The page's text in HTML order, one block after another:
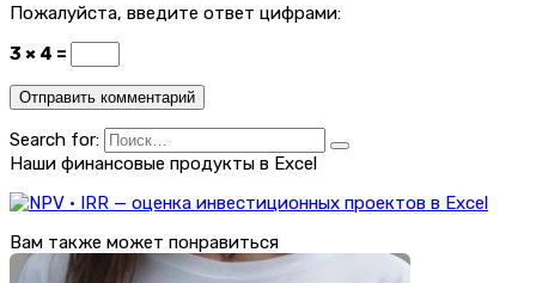
Пожалуйста, введите ответ цифрами:
3 × 4 =
Search for:
Наши финансовые продукты в Excel
Вам также может понравиться